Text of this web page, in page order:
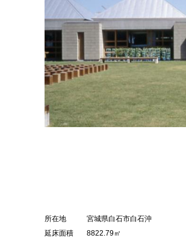
所在地
宮城県白石市白石沖
延床面積
8822.79㎡